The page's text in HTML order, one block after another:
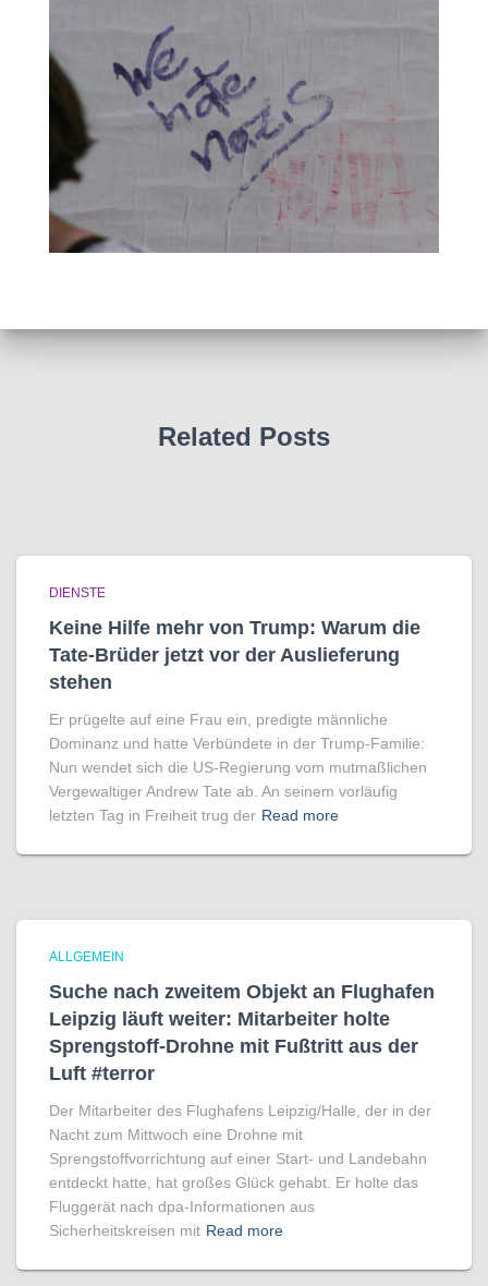
Related Posts
DIENSTE
Keine Hilfe mehr von Trump: Warum die
Tate-Brüder jetzt vor der Auslieferung
stehen
Er prügelte auf eine Frau ein, predigte männliche
Dominanz und hatte Verbündete in der Trump-Familie:
Nun wendet sich die US-Regierung vom mutmaßlichen
Vergewaltiger Andrew Tate ab. An seinem vorläufig
letzten Tag in Freiheit trug der Read more
ALLGEMEIN
Suche nach zweitem Objekt an Flughafen
Leipzig läuft weiter: Mitarbeiter holte
Sprengstoff-Drohne mit Fußtritt aus der
Luft #terror
Der Mitarbeiter des Flughafens Leipzig/Halle, der in der
Nacht zum Mittwoch eine Drohne mit
Sprengstoffvorrichtung auf einer Start- und Landebahn
entdeckt hatte, hat großes Glück gehabt. Er holte das
Fluggerät nach dpa-Informationen aus
Sicherheitskreisen mit Read more